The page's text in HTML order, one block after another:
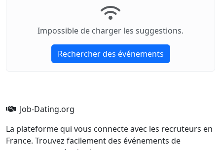
Impossible de charger les suggestions.
Rechercher des événements
Job-Dating.org
La plateforme qui vous connecte avec les recruteurs en
France. Trouvez facilement des événements de